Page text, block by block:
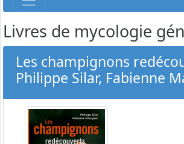
Livres de mycologie
Les champignons
Philippe Silar, Fabienne